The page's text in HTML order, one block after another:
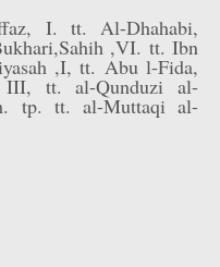
I. tt. Al-Dhahabi,
,VI. tt. Ibn
,I, tt. Abu l-Fida,
III, tt. al-Qunduzi al-
tp. tt. al-Muttaqi al-